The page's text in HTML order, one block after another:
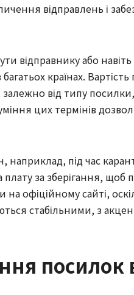
відправлень і
відправнику або
країнах.
від типу посилки,
цих термінів
наприклад, під час
плату за зберігання,
на офіційному сайті,
стабільними, з
посилок